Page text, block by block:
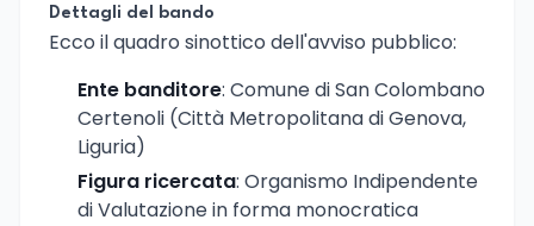
Dettagli del bando
Ecco il quadro sinottico dell'avviso pubblico:
Ente banditore: Comune di San Colombano
Certenoli (Città Metropolitana di Genova,
Liguria)
Figura ricercata: Organismo Indipendente
di Valutazione in forma monocratica